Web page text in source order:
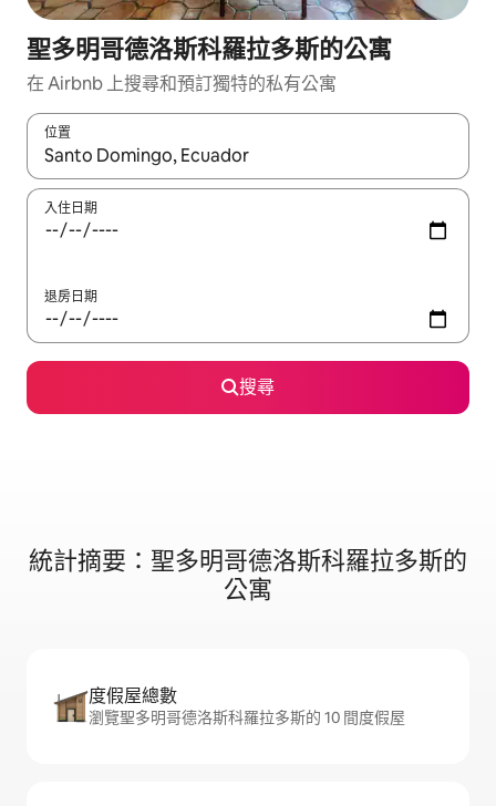
聖多明哥德洛斯科羅拉多斯的公寓
在 Airbnb 上搜尋和預訂獨特的私有公寓
位置
如有搜尋結果，瀏覽內容時請使用上下箭頭，或輕點、滑動裝置。
入住日期
退房日期
搜尋
統計摘要：聖多明哥德洛斯科羅拉多斯的
公寓
度假屋總數
瀏覽聖多明哥德洛斯科羅拉多斯的 10 間度假屋